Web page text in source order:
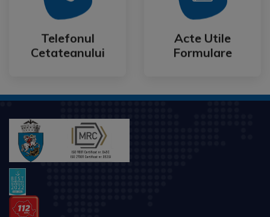
Telefonul
Cetateanului
Telefonul
Cetateanului
Acte Utile
Formulare
Acte Utile
Formulare